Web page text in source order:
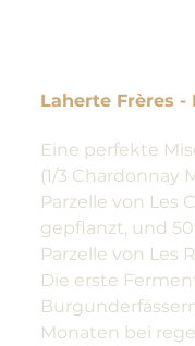
Laherte Frères -
Eine perfekte
(1/3 Chardonnay
Parzelle von Les
gepflanzt, und
Parzelle von Les
Die erste
Monaten bei